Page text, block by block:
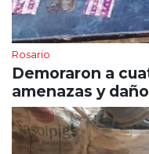
Rosario
Demoraron a
amenazas y